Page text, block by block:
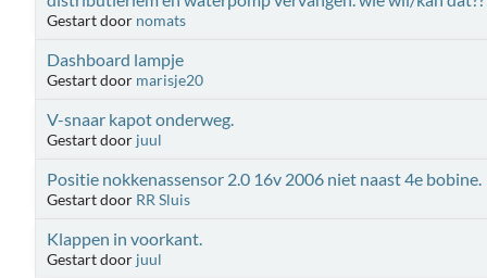
Gestart door nomats
Dashboard lampje
Gestart door marisje20
V-snaar kapot onderweg.
Gestart door juul
Positie nokkenassensor 2.0 16v 2006 niet naast 4e bobine.
Gestart door RR Sluis
Klappen in voorkant.
Gestart door juul